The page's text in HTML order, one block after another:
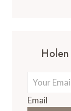
Email